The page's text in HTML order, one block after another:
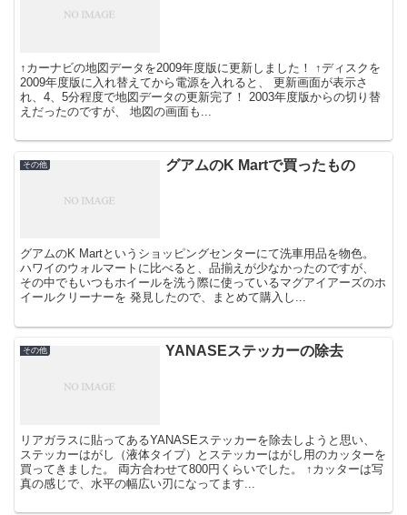
↑カーナビの地図データを2009年度版に更新しました！ ↑ディスクを
2009年度版に入れ替えてから電源を入れると、 更新画面が表示さ
れ、4、5分程度で地図データの更新完了！ 2003年度版からの切り替
えだったのですが、 地図の画面も...
その他 グアムのK Martで買ったもの
グアムのK Martというショッピングセンターにて洗車用品を物色。
ハワイのウォルマートに比べると、品揃えが少なかったのですが、
その中でもいつもホイールを洗う際に使っているマグアイアーズのホ
イールクリーナーを 発見したので、まとめて購入し...
その他 YANASEステッカーの除去
リアガラスに貼ってあるYANASEステッカーを除去しようと思い、
ステッカーはがし（液体タイプ）とステッカーはがし用のカッターを
買ってきました。 両方合わせて800円くらいでした。 ↑カッターは写
真の感じで、水平の幅広い刃になってます...